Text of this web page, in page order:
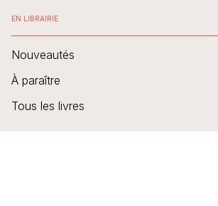
EN LIBRAIRIE
Nouveautés
À paraître
Tous les livres